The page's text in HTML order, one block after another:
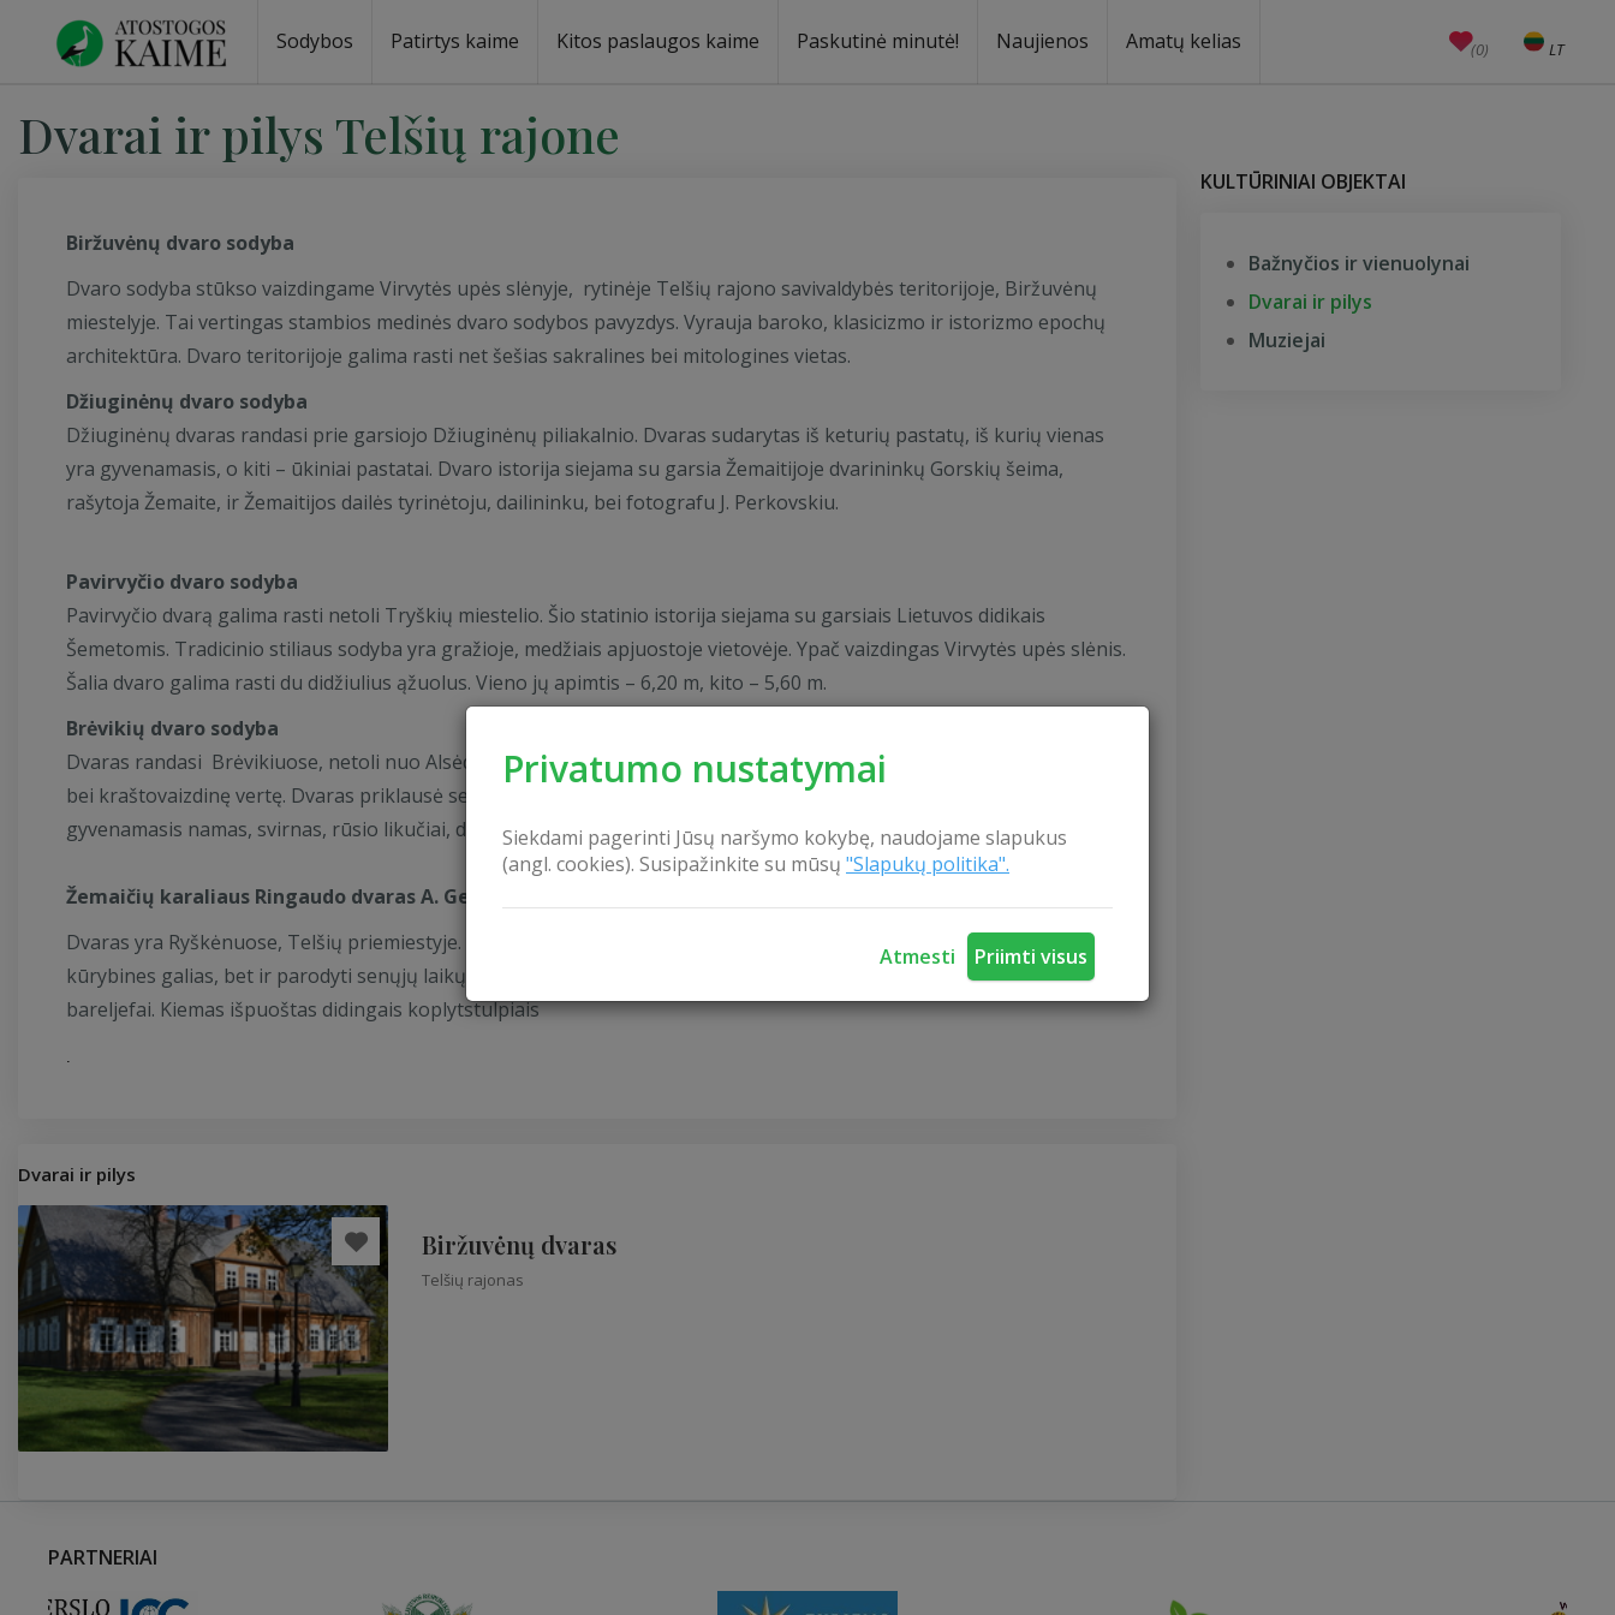
Privatumo nustatymai
Siekdami pagerinti Jūsų naršymo kokybę, naudojame slapukus
(angl. cookies). Susipažinkite su mūsų "Slapukų politika".
Atmesti Priimti visus
Sodybos Patirtys kaime Kitos paslaugos kaime Paskutinė minutė! Naujienos Amatų kelias (0) LT
EN
Dvarai ir pilys Telšių rajone
Biržuvėnų dvaro sodyba
Dvaro sodyba stūkso vaizdingame Virvytės upės slėnyje, rytinėje Telšių rajono savivaldybės teritorijoje, Biržuvėnų
miestelyje. Tai vertingas stambios medinės dvaro sodybos pavyzdys. Vyrauja baroko, klasicizmo ir istorizmo epochų
architektūra. Dvaro teritorijoje galima rasti net šešias sakralines bei mitologines vietas.
Džiuginėnų dvaro sodyba
Džiuginėnų dvaras randasi prie garsiojo Džiuginėnų piliakalnio. Dvaras sudarytas iš keturių pastatų, iš kurių vienas
yra gyvenamasis, o kiti – ūkiniai pastatai. Dvaro istorija siejama su garsia Žemaitijoje dvarininkų Gorskių šeima,
rašytoja Žemaite, ir Žemaitijos dailės tyrinėtoju, dailininku, bei fotografu J. Perkovskiu.
Pavirvyčio dvaro sodyba
Pavirvyčio dvarą galima rasti netoli Tryškių miestelio. Šio statinio istorija siejama su garsiais Lietuvos didikais
Šemetomis. Tradicinio stiliaus sodyba yra gražioje, medžiais apjuostoje vietovėje. Ypač vaizdingas Virvytės upės slėnis.
Šalia dvaro galima rasti du didžiulius ąžuolus. Vieno jų apimtis – 6,20 m, kito – 5,60 m.
Brėvikių dvaro sodyba
Dvaras randasi Brėvikiuose, netoli nuo Alsėdžių miestelio. Dvaro sodyba yra pripažinta ir turi istorinę, architektūrinę
bei kraštovaizdinę vertę. Dvaras priklausė senai žemaičių bajorų Narutavičių giminei. Iki šių dienų yra išlikę medinis
gyvenamasis namas, svirnas, rūsio likučiai, dalis senosios dvaro alėjos.
Žemaičių karaliaus Ringaudo dvaras A. Gedvilo Sodyboje
Dvaras yra Ryškėnuose, Telšių priemiestyje. A. Gedvilas statydamas šį dvarą norėjo ne tik išlieti savo susikaupusias
kūrybines galias, bet ir parodyti senųjų laikų Žemaitijos istoriją. Patalpas puošia tautodailės kūriniai, garsių valdovų
bareljefai. Kiemas išpuoštas didingais koplytstulpiais
.
Dvarai ir pilys
Biržuvėnų dvaras
Telšių rajonas
KULTŪRINIAI OBJEKTAI
Bažnyčios ir vienuolynai
Dvarai ir pilys
Muziejai
PARTNERIAI